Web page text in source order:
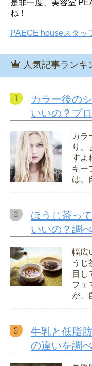
是非一度、美容室
ね！
PAECE houseスタッ
人気記事ランキ
カラー後の
いいの？プ
カラ
り、
すよ
キー
は、
ほうじ茶っ
いいの？調
幅広
うじ
目し
フェ
が、
牛乳と低脂
の違いを調